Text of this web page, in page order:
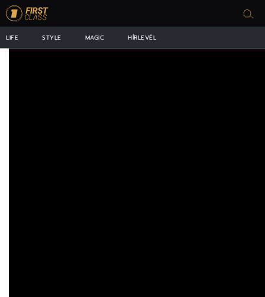
LIFE STYLE MAGIC HÍRLEVÉL